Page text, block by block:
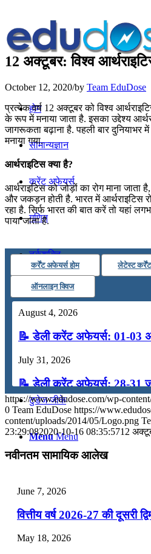
होम
सामान्यज्ञान
करेंट अफेयर्स
गणित
तर्कशक्ति
कंप्यूटर
अंग्रेजी
मॉक टेस्ट
टुडेज जीके
Menu Menu
12 अक्टूबर: विश्व
October 12, 2020/by Team EduDose
प्रत्येक वर्ष 12 अक्टूबर को विश्व
के रूप में मनाया जाता है. इसका उद्देश्य
जागरूकता बढ़ाना है. पहली बार दुनियाभर
मनाया गया.
आर्थराइटिस क्या है?
आर्थराइटिस को जोड़ों का रोग माना
और जकड़न होती है. भारत में
रहा है. सिर्फ भारत की बात करें तो यहां
पाया जाता है.
कर्रेंट अफेयर्स होम लेटेस्ट
ऑनलाइन क्विज
August 4, 2026
📝 डेली करेंट अफेयर्स: 01-03
July 31, 2026
📝 डेली करेंट अफेयर्स: 28-31
July 28, 2026
📝 डेली करेंट अफेयर्स: 25-27
July 25, 2026
📝 डेली करेंट अफेयर्स: 19-21
https://www.edudose.com/wp-
0 Team EduDose https://
content/uploads/2014/05/Logo.png
23:29:082020-10-16 08:35:5712
नवीनतम सामायिक आलेख
June 7, 2026
वित्तीय वर्ष 2026-27 की दूसरी
May 18, 2026